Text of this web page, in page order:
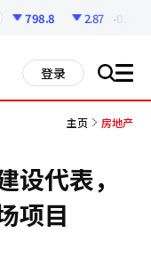
798.8 2.87 -0.36%
登录 搜 all
主页 房地产
设代表，
项目